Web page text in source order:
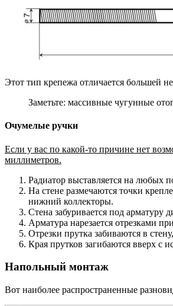
Этот тип крепежа отличается большей
Заметьте: массивные чугунные
Очумелые ручки
Если у вас по какой-то причине нет
миллиметров.
Радиатор выставляется на любых
На стене размечаются точки
нижний коллекторы.
Стена забуривается под арматуру
Арматура нарезается отрезками
Отрезки прутка забиваются в
Края прутков загибаются вверх с
Напольный монтаж
Вот наиболее распространенные